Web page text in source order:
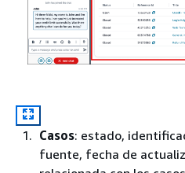
Casos: estado,
fuente, fecha de